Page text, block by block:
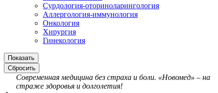
Сурдология-оториноларингология
Аллергология-иммунология
Онкология
Хирургия
Гинекология
Сбросить
Современная медицина без страха и боли. «Новомед» – на
страже здоровья и долголетия!